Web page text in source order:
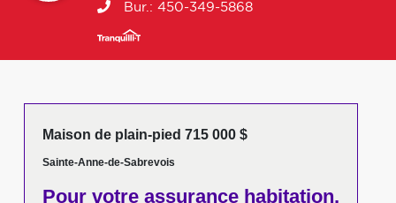
Bur.: 450-349-5868
Maison de plain-pied 715 000 $
Sainte-Anne-de-Sabrevois
Pour votreassurance habitation,